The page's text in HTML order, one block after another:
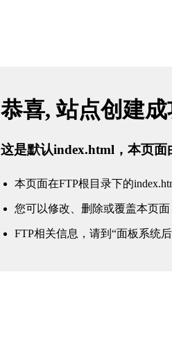
恭喜, 站点创建
这是默认index.html，本页面
本页面在FTP根目录下的
您可以修改、删除或覆盖本页面
FTP相关信息，请到“面板系统